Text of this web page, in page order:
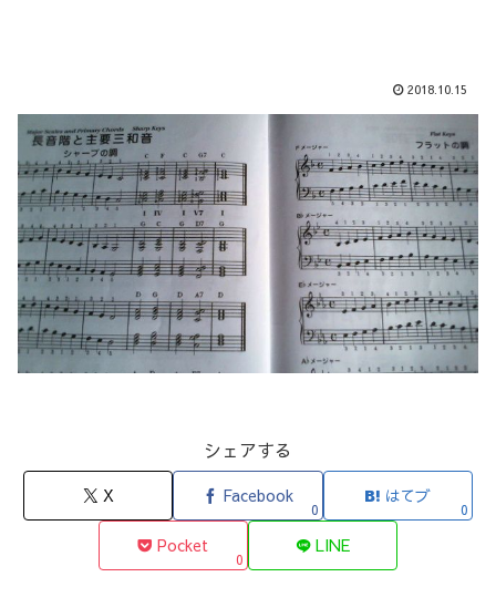
2018.10.15
シェアする
X Facebook
0
はてブ
0
Pocket
0
LINE